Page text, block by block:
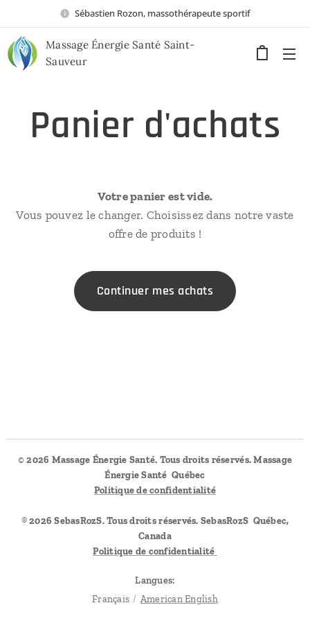
Sébastien Rozon, massothérapeute sportif
Massage Énergie Santé Saint-
Sauveur
Panier d'achats
Votre panier est vide.
Vous pouvez le changer. Choisissez dans notre vaste
offre de produits !
Continuer mes achats
©️ 2026 Massage Énergie Santé. Tous droits réservés. Massage
Énergie Santé Québec
Politique de confidentialité
®️2026 SebasRozS. Tous droits réservés. SebasRozS Québec,
Canada
Politique de confidentialité
Langues
Français
American English